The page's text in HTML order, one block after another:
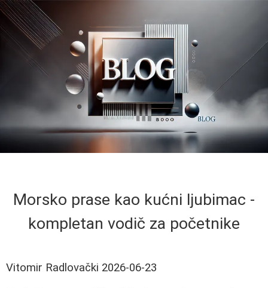
Morsko prase kao kućni ljubimac -
kompletan vodič za početnike
Vitomir Radlovački 2026-06-23